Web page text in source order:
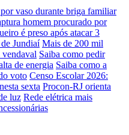
vaso durante briga familiar
homem procurado por
é preso após atacar 3
Jundiaí Mais de 200 mil
Saiba como pedir
de energia Saiba como a
voto Censo Escolar 2026:
sexta Procon-RJ orienta
luz Rede elétrica mais